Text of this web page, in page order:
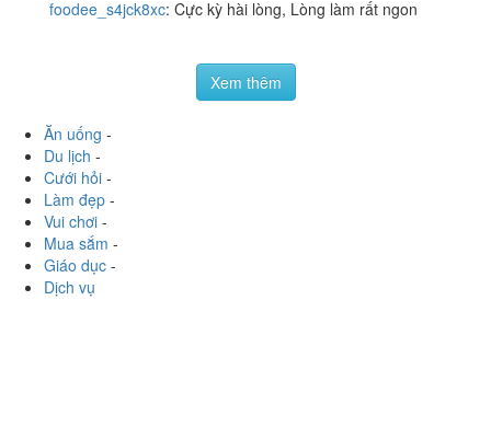
Cực kỳ hài lòng, Lòng làm rất ngon
Ăn uống -
Du lịch-
Cưới hỏi-
Làm đẹp